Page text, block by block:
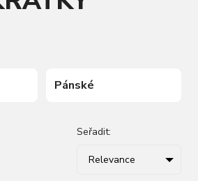
Pánské
Seřadit:
Relevance